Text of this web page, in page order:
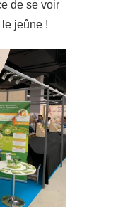
de se voir
jeûne !